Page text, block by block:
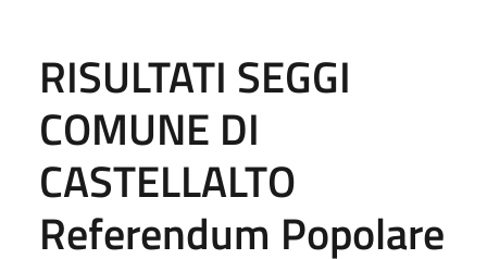
RISULTATI SEGGI
COMUNE DI
CASTELLALTO
Referendum Popolare